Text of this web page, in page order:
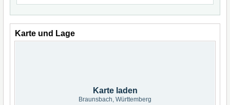
Karte und Lage
Karte laden
Braunsbach, Württemberg